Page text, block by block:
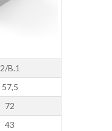
2/B.1
57,5
72
43